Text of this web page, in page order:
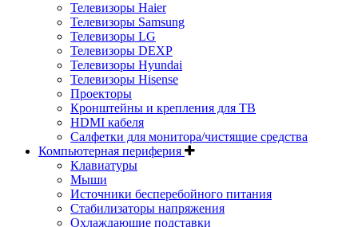
Телевизоры Haier
Телевизоры Samsung
Телевизоры LG
Телевизоры DEXP
Телевизоры Hyundai
Телевизоры Hisense
Проекторы
Кронштейны и крепления для ТВ
HDMI кабеля
Салфетки для монитора/чистящие средства
Компьютерная периферия
Клавиатуры
Мыши
Источники бесперебойного питания
Стабилизаторы напряжения
Охлаждающие подставки